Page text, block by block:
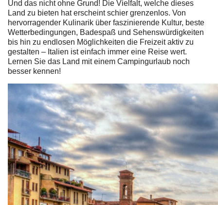
Und das nicht ohne Grund! Die Vielfalt, welche dieses
Land zu bieten hat erscheint schier grenzenlos. Von
hervorragender Kulinarik über faszinierende Kultur, beste
Wetterbedingungen, Badespaß und Sehenswürdigkeiten
bis hin zu endlosen Möglichkeiten die Freizeit aktiv zu
gestalten – Italien ist einfach immer eine Reise wert.
Lernen Sie das Land mit einem Campingurlaub noch
besser kennen!